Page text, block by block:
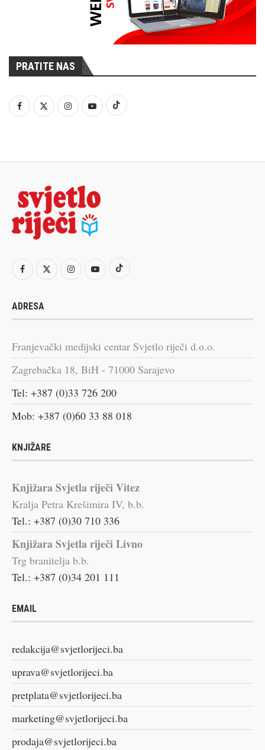
PRATITE NAS
ADRESA
Franjevački medijski centar Svjetlo riječi d.o.o.
Zagrebačka 18, BiH - 71000 Sarajevo
Tel: +387 (0)33 726 200
Mob: +387 (0)60 33 88 018
KNJIŽARE
Knjižara Svjetla riječi Vitez
Kralja Petra Krešimira IV, b.b.
Tel.: +387 (0)30 710 336
Knjižara Svjetla riječi Livno
Trg branitelja b.b.
Tel.: +387 (0)34 201 111
EMAIL
redakcija@svjetlorijeci.ba
uprava@svjetlorijeci.ba
pretplata@svjetlorijeci.ba
marketing@svjetlorijeci.ba
prodaja@svjetlorijeci.ba